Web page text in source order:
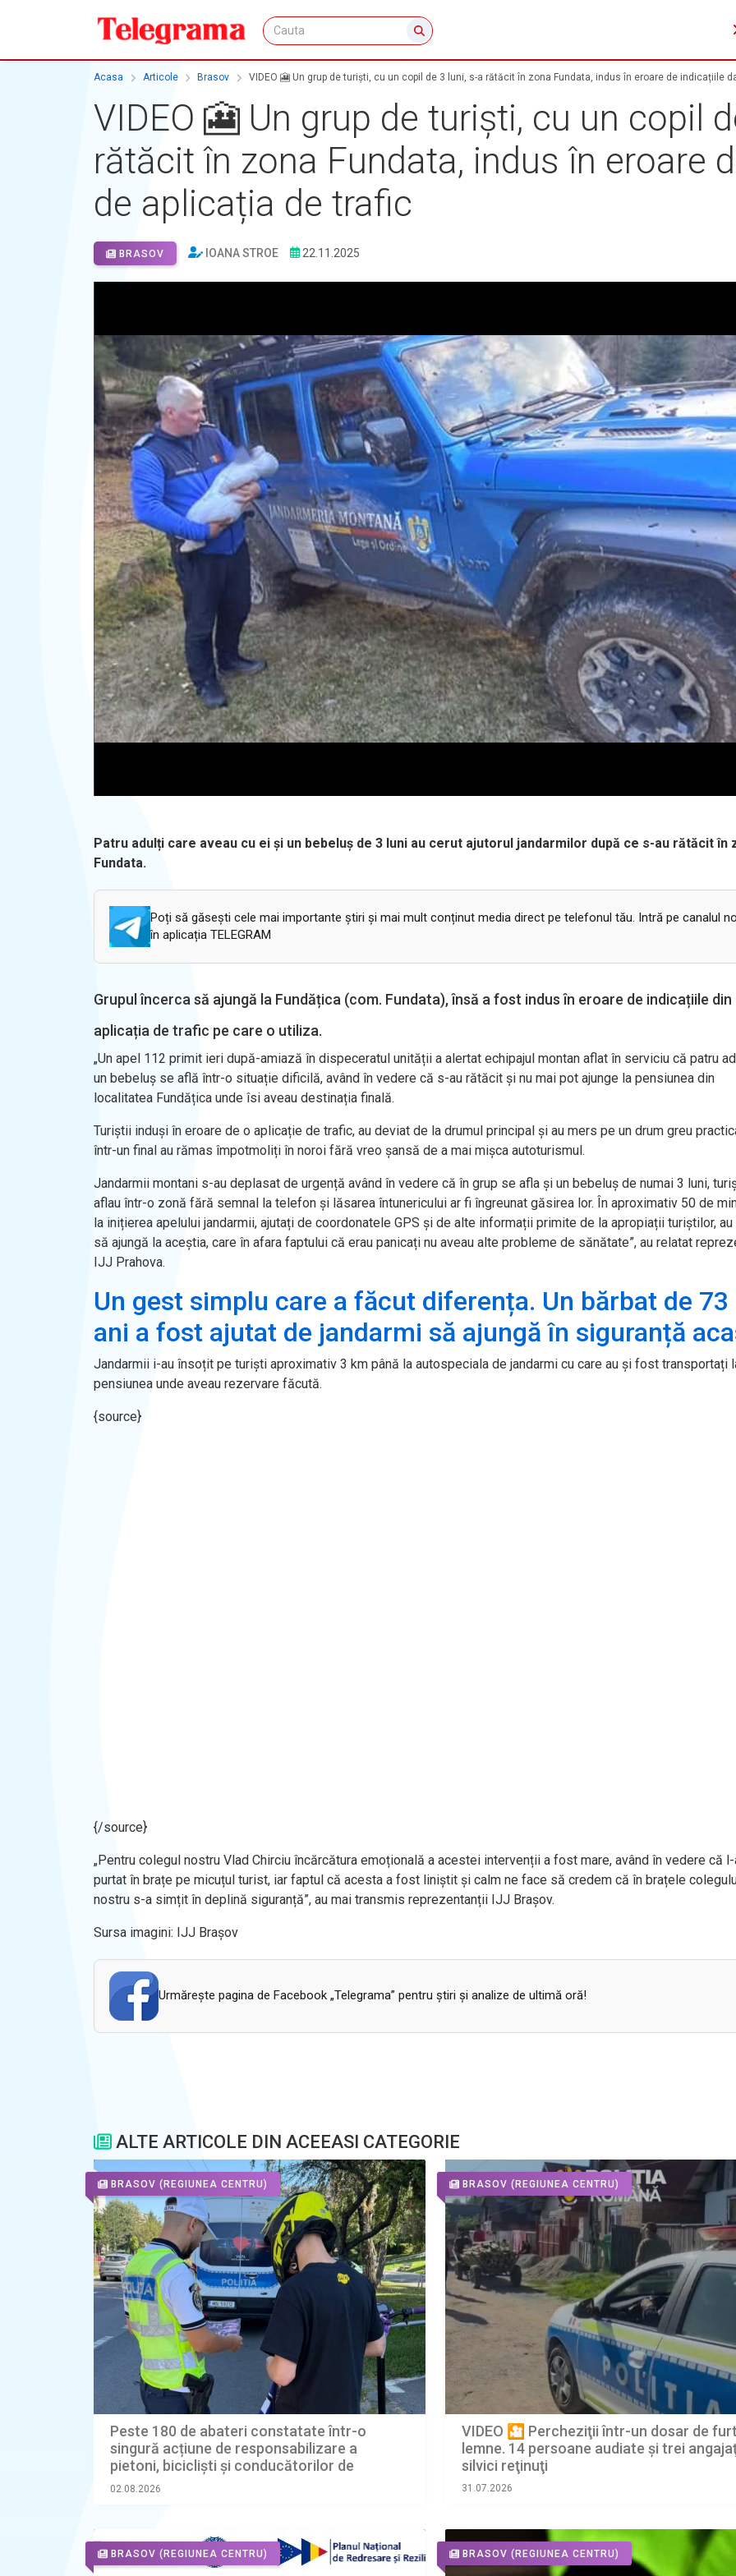
Acasa Articole Brasov VIDEO 🎦 Un grup de turiști, cu un copil de 3 luni, s-a rătăcit în zona Fundata, indus în eroare de indicațiile
VIDEO 🎦 Un grup de turiști, cu un copil
rătăcit în zona Fundata, indus în eroare
de aplicația de trafic
BRASOV IOANA STROE 22.11.2025
Patru adulți care aveau cu ei și un bebeluș de 3 luni au cerut ajutorul jandarmilor după ce s-au rătăcit în
Fundata.
Poți să găsești cele mai importante știri și mai mult conținut media direct pe telefonul tău. Intră pe canalul
în aplicația TELEGRAM
Grupul încerca să ajungă la Fundățica (com. Fundata), însă a fost indus în eroare de indicațiile din
aplicația de trafic pe care o utiliza.
„Un apel 112 primit ieri după-amiază în dispeceratul unității a alertat echipajul montan aflat în serviciu că patru
un bebeluș se află într-o situație dificilă, având în vedere că s-au rătăcit și nu mai pot ajunge la pensiunea din
localitatea Fundățica unde îsi aveau destinația finală.
Turiștii induși în eroare de o aplicație de trafic, au deviat de la drumul principal și au mers pe un drum greu
într-un final au rămas împotmoliți în noroi fără vreo șansă de a mai mișca autoturismul.
Jandarmii montani s-au deplasat de urgență având în vedere că în grup se afla și un bebeluș de numai 3 luni,
aflau într-o zonă fără semnal la telefon și lăsarea întunericului ar fi îngreunat găsirea lor. În aproximativ 50 de
la inițierea apelului jandarmii, ajutați de coordonatele GPS și de alte informații primite de la apropiații turiștilor,
să ajungă la aceștia, care în afara faptului că erau panicați nu aveau alte probleme de sănătate”, au relatat
IJJ Prahova.
Un gest simplu care a făcut diferența. Un bărbat de 73
ani a fost ajutat de jandarmi să ajungă în siguranță
Jandarmii i-au însoțit pe turiști aproximativ 3 km până la autospeciala de jandarmi cu care au și fost transportați
pensiunea unde aveau rezervare făcută.
{source}
{/source}
„Pentru colegul nostru Vlad Chirciu încărcătura emoțională a acestei intervenții a fost mare, având în vedere că
purtat în brațe pe micuțul turist, iar faptul că acesta a fost liniștit și calm ne face să credem că în brațele
nostru s-a simțit în deplină siguranță”, au mai transmis reprezentanții IJJ Brașov.
Sursa imagini: IJJ Brașov
Urmăreşte pagina de Facebook „Telegrama” pentru ştiri şi analize de ultimă oră!
ALTE ARTICOLE DIN ACEEASI CATEGORIE
BRASOV (REGIUNEA CENTRU)
Peste 180 de abateri constatate într-o
singură acțiune de responsabilizare a
pietoni, bicicliști și conducătorilor de
trotinete electrice
02.08.2026
BRASOV (REGIUNEA CENTRU)
VIDEO 🎦 Percheziţii într-un dosar de
lemne. 14 persoane audiate și trei
silvici reţinuţi
31.07.2026
BRASOV (REGIUNEA CENTRU) BRASOV (REGIUNEA CENTRU)